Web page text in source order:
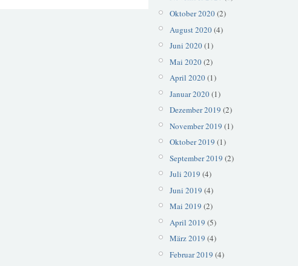
Oktober 2020(2)
August 2020(4)
Juni 2020(1)
Mai 2020(2)
April 2020(1)
Januar 2020(1)
Dezember 2019 (2)
November 2019 (1)
Oktober 2019 (1)
September 2019 (2)
Juli 2019 (4)
Juni 2019 (4)
Mai 2019 (2)
April 2019 (5)
März 2019 (4)
Februar 2019 (4)